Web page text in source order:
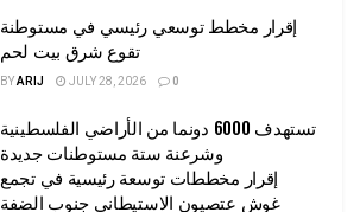
إقرار مخطط توسعي رئيسي في مستوطنة
تقوع شرق بيت لحم
BYARIJ JULY 28, 2026 0
تستهدف 6000 دونما من الأراضي الفلسطينية
وشرعنة ستة مستوطنات جديدة
إقرار مخططات توسعة رئيسية في تجمع
غوش عتصيون الاستيطاني جنوب الضفة